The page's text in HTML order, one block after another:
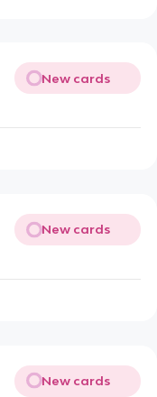
New cards
New cards
New cards